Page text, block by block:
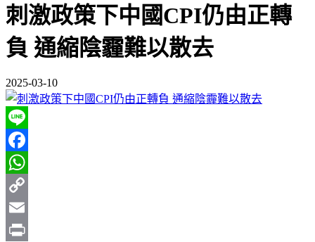
刺激政策下中國CPI仍由正轉
負 通縮陰霾難以散去
2025-03-10
Line
Facebook
WhatsApp
Copy
Link
Email